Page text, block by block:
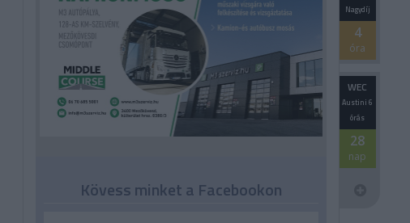
Nagydíj
4
óra
WEC
Austini 6
órás
28
nap
Kövess minket a Facebookon